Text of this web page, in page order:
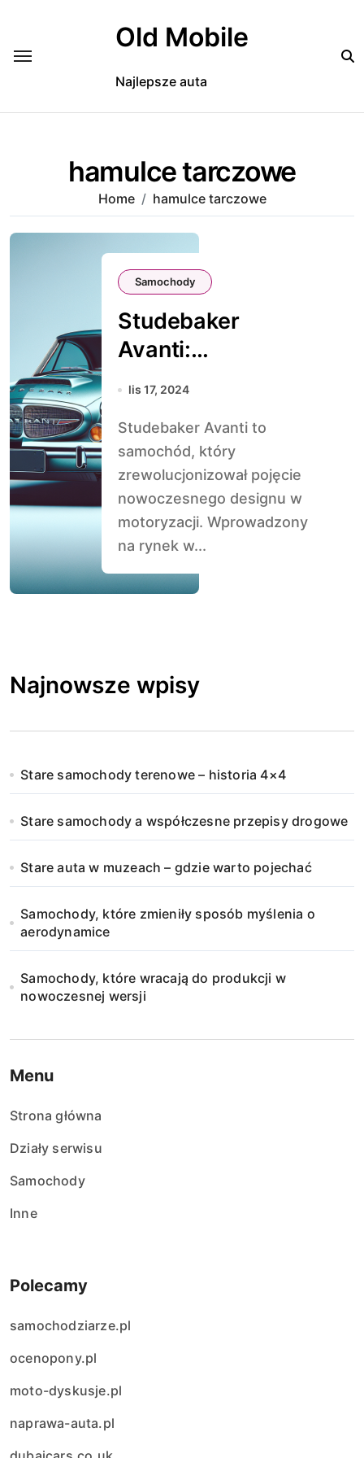
Old Mobile
Najlepsze auta
hamulce tarczowe
Home hamulce tarczowe
Samochody
Studebaker
Avanti:
Nowoczesny
lis 17, 2024
Studebaker Avanti to
samochód, który
zrewolucjonizował pojęcie
nowoczesnego designu w
motoryzacji. Wprowadzony
na rynek w...
Najnowsze wpisy
Stare samochody terenowe – historia 4×4
Stare samochody a współczesne przepisy drogowe
Stare auta w muzeach – gdzie warto pojechać
Samochody, które zmieniły sposób myślenia o
aerodynamice
Samochody, które wracają do produkcji w
nowoczesnej wersji
Menu
Strona główna
Działy serwisu
Samochody
Inne
Polecamy
samochodziarze.pl
ocenopony.pl
moto-dyskusje.pl
naprawa-auta.pl